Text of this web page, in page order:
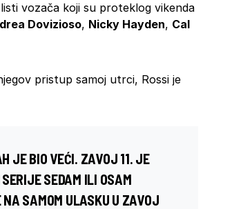
vozača koji su proteklog vikenda
Dovizioso, Nicky Hayden, Cal
pristup samoj utrci, Rossi je
JE BIO VEĆI. ZAVOJ 11. JE
SEDAM ILI OSAM
SAMOM ULASKU U ZAVOJ